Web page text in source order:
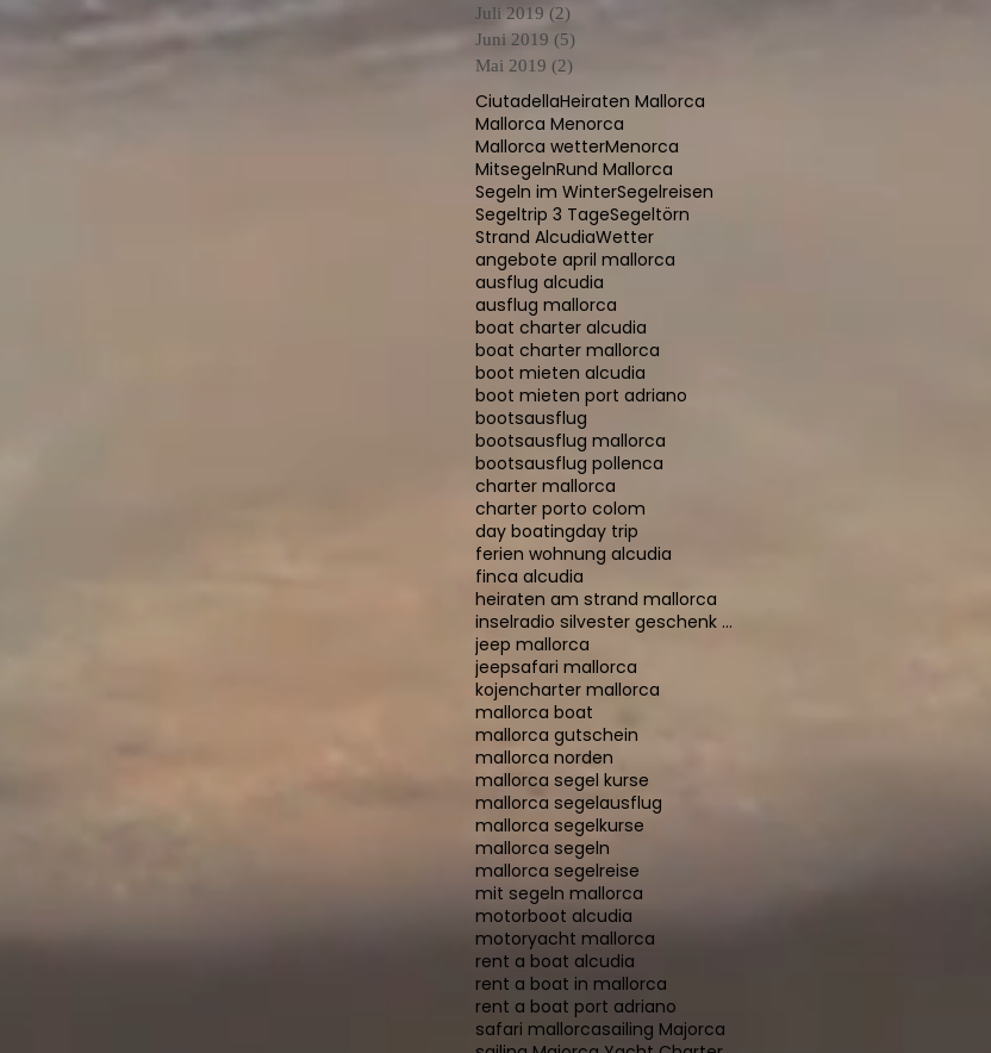
Juli 2019 (2)
Juni 2019 (5)
Mai 2019 (2)
CiutadellaHeiraten Mallorca
Mallorca Menorca
Mallorca wetterMenorca
MitsegelnRund Mallorca
Segeln im WinterSegelreisen
Segeltrip 3 TageSegeltörn
Strand AlcudiaWetter
angebote april mallorca
ausflug alcudia
ausflug mallorca
boat charter alcudia
boat charter mallorca
boot mieten alcudia
boot mieten port adriano
bootsausflug
bootsausflug mallorca
bootsausflug pollenca
charter mallorca
charter porto colom
day boatingday trip
ferien wohnung alcudia
finca alcudia
heiraten am strand mallorca
inselradio silvester geschenk 2015
jeep mallorca
jeepsafari mallorca
kojencharter mallorca
mallorca boat
mallorca gutschein
mallorca norden
mallorca segel kurse
mallorca segelausflug
mallorca segelkurse
mallorca segeln
mallorca segelreise
mit segeln mallorca
motorboot alcudia
motoryacht mallorca
rent a boat alcudia
rent a boat in mallorca
rent a boat port adriano
safari mallorcasailing Majorca